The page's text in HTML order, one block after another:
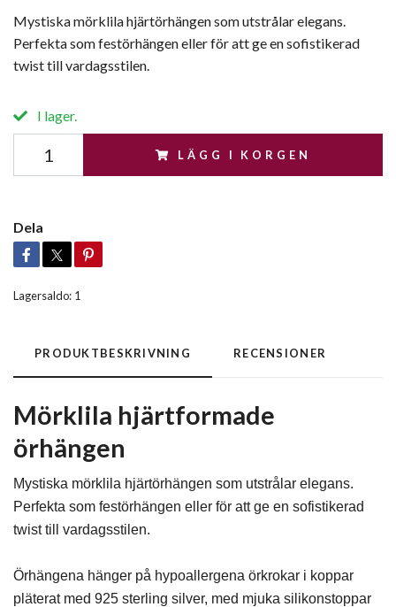
Mystiska mörklila hjärtörhängen som utstrålar elegans.
Perfekta som festörhängen eller för att ge en sofistikerad
twist till vardagsstilen.
I lager.
LÄGG I KORGEN
Dela
Lagersaldo: 1
PRODUKTBESKRIVNING RECENSIONER
Mörklila hjärtformade
örhängen
Mystiska mörklila hjärtörhängen som utstrålar elegans.
Perfekta som festörhängen eller för att ge en sofistikerad
twist till vardagsstilen.
Örhängena hänger på hypoallergena örkrokar i koppar
pläterat med 925 sterling silver, med mjuka silikonstoppar